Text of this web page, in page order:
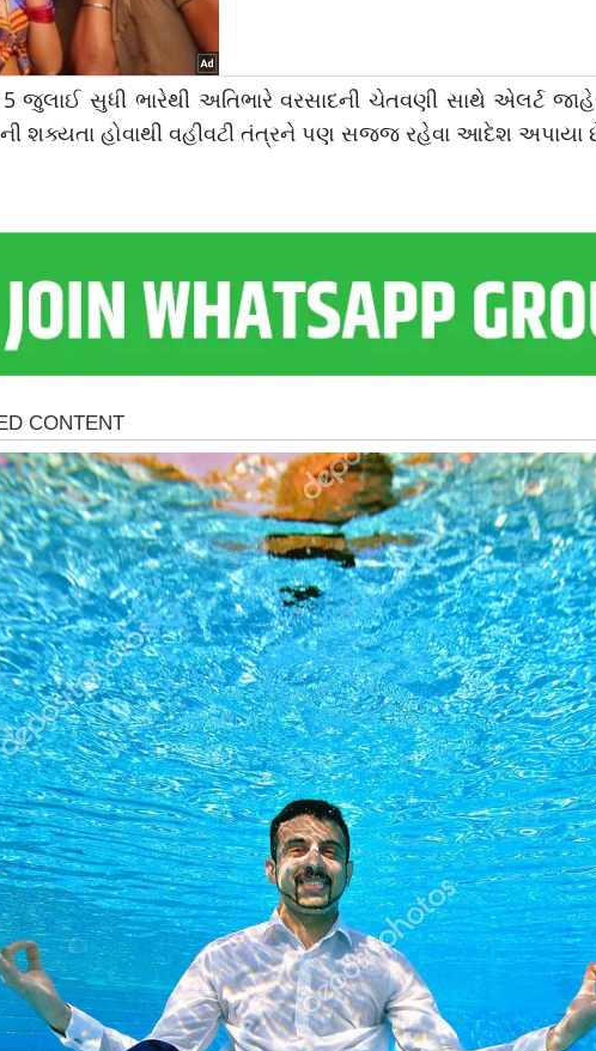
5 જુલાઈ સુધી ભારેથી અતિભારે વરસાદની ચેતવણી સાથે એલર્ટ
શક્યતા હોવાથી વહીવટી તંત્રને પણ સજ્જ રહેવા આદેશ અપાયા